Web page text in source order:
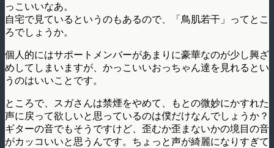
っこいいなあ。
自宅で見ているというのもあるので、「鳥肌若干」ってとこ
ろでしょうか。
個人的にはサポートメンバーがあまりに豪華なのが少し興ざ
めしてしまいますが、かっこいいおっちゃん達を見れるとい
うのはいいことです。
ところで、スガさんは禁煙をやめて、もとの微妙にかすれた
声に戻って欲しいと思っているのは僕だけなんでしょうか？
ギターの音でもそうですけど、歪むか歪まないかの境目の音
がカッコいいと思うんです。ちょっと声が綺麗になりすぎて